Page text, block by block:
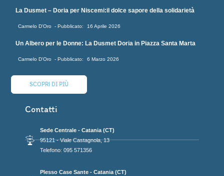
La Dusmet – Doria per Niscemi:il dolce sapore della solidarietà
Carmelo D'Oro 16 Aprile 2026
Un Albero per le Donne: La Dusmet Doria in Piazza Santa Marta
Carmelo D'Oro 6 Marzo 2026
SCOPRI DI PIÙ
Contatti
Sede Centrale - Catania (CT)
95121 - Viale Castagnola, 13
Telefono: 095 571356
Plesso Case Sante - Catania (CT)